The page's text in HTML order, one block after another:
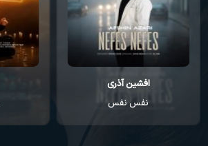
افشین آذری
نفس نفس